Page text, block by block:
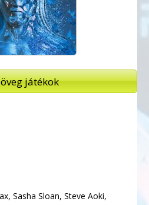
játékok
Sasha Sloan, Steve Aoki,